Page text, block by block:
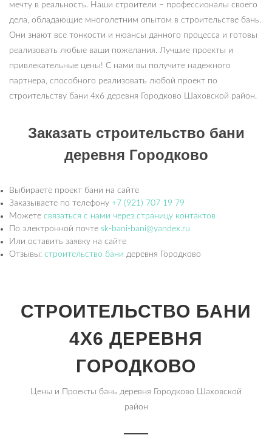
мечту в реальность. Наши строители – профессионалы своего
дела, обладающие многолетним опытом в строительстве бань.
Они знают все тонкости и нюансы данного процесса и готовы
реализовать любые ваши пожелания. Лучшие проекты и
привлекательные цены! С нами вы получите надежного
партнера, способного реализовать любой проект по
строительству бани 4х6 деревня Городково Шаховской район.
Заказать строительство бани
деревня Городково
Выбираете проект бани на сайте
Заказываете по телефону +7 (921) 707 19 79
Можете связаться с нами через страницу контактов
По электронной почте sk-bani-bani@yandex.ru
Или оставить заявку на сайте
Отзывы: строительство бани деревня Городково
СТРОИТЕЛЬСТВО БАНИ
4Х6 ДЕРЕВНЯ
ГОРОДКОВО
Цены и Проекты бань деревня Городково Шаховской
район